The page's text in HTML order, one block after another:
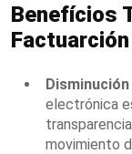
Benefícios
electrónica
movimiento